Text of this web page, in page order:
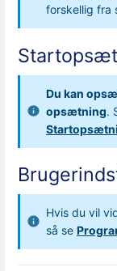
forskellig fra
Du kan
opsætning.
Hvis du vil
så se